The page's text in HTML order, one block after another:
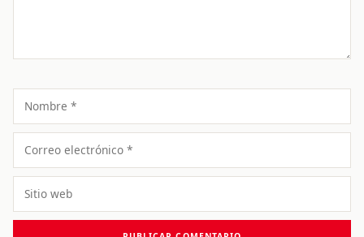
Nombre
Correo
electrónico
Sitio
web